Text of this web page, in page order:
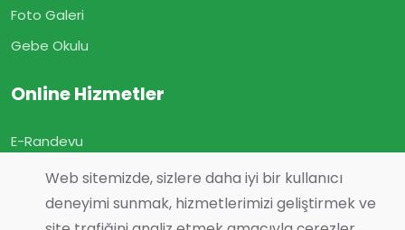
Web sitemizde, sizlere daha iyi bir kullanıcı
deneyimi sunmak, hizmetlerimizi geliştirmek ve
Foto Galeri
Gebe Okulu
Online Hizmetler
E-Randevu
E-Sonuç
E-Geçmiş Olsun